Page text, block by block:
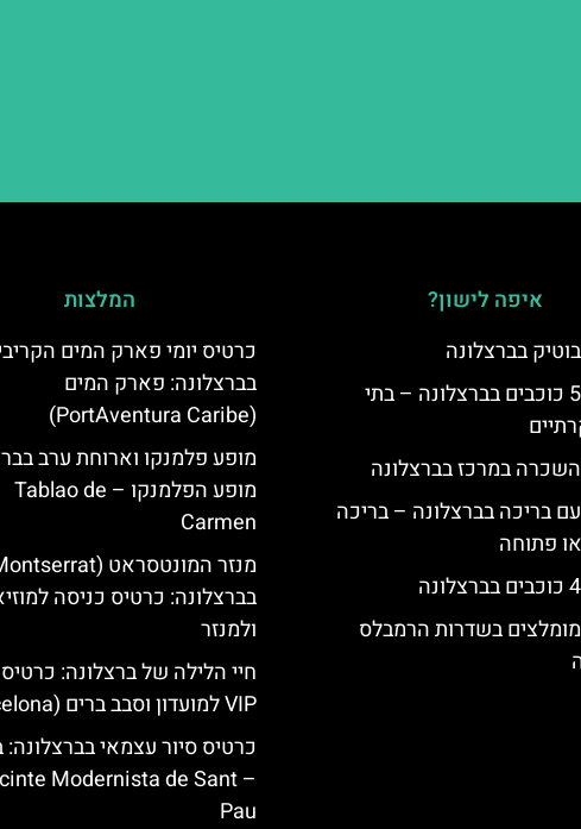
איפה לישון?
בברצלונה
מלונות 5 כוכבים בברצלונה – בתי
במרכז בברצלונה
בריכה בברצלונה – בריכה
פתוחה
מומלצים בשדרות הרמבלס
המלצות
כרטיס יומי פארק המים
בברצלונה: פארק המים
(PortAventura Caribe)
מופע פלמנקו וארוחת ערב
מופע הפלמנקו – Tablao de
Carmen
בברצלונה: כרטיס כניסה
ולמנזר
חיי הלילה של ברצלונה:
VIP למועדון וסבב ברים (Barcelona)
כרטיס סיור עצמאי בברצלונה:
Modernista de Sant
Pau